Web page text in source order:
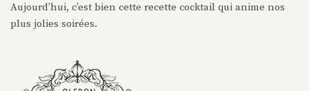
Aujourd’hui, c’est bien cette recette cocktail qui anime nos
plus jolies soirées.